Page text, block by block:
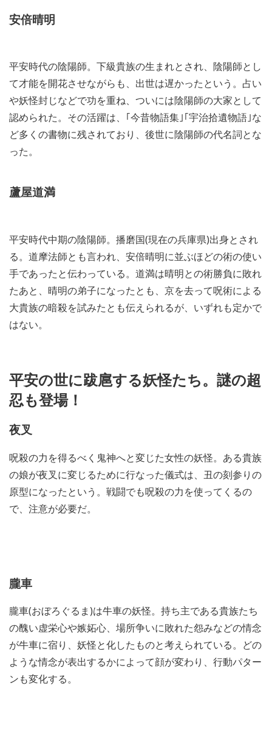
安倍晴明
平安時代の陰陽師。下級貴族の生まれとされ、陰陽師とし
て才能を開花させながらも、出世は遅かったという。占い
や妖怪封じなどで功を重ね、ついには陰陽師の大家として
認められた。その活躍は、｢今昔物語集｣｢宇治拾遺物語｣な
ど多くの書物に残されており、後世に陰陽師の代名詞とな
った。
蘆屋道満
平安時代中期の陰陽師。播磨国(現在の兵庫県)出身とされ
る。道摩法師とも言われ、安倍晴明に並ぶほどの術の使い
手であったと伝わっている。道満は晴明との術勝負に敗れ
たあと、晴明の弟子になったとも、京を去って呪術による
大貴族の暗殺を試みたとも伝えられるが、いずれも定かで
はない。
平安の世に跋扈する妖怪たち。謎の超
忍も登場！
夜叉
呪殺の力を得るべく鬼神へと変じた女性の妖怪。ある貴族
の娘が夜叉に変じるために行なった儀式は、丑の刻参りの
原型になったという。戦闘でも呪殺の力を使ってくるの
で、注意が必要だ。
朧車
朧車(おぼろぐるま)は牛車の妖怪。持ち主である貴族たち
の醜い虚栄心や嫉妬心、場所争いに敗れた怨みなどの情念
が牛車に宿り、妖怪と化したものと考えられている。どの
ような情念が表出するかによって顔が変わり、行動パター
ンも変化する。